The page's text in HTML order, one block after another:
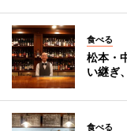
食べる
松本・
い継ぎ
食べる